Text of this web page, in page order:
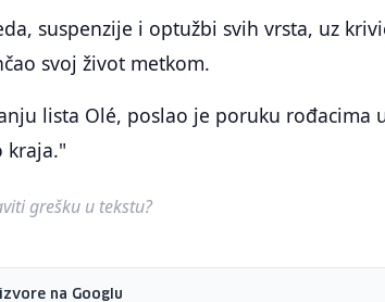
suspenzije i optužbi svih vrsta, uz
svoj život metkom.
lista Olé, poslao je poruku rođacima
kraja."
grešku u tekstu?
na Googlu